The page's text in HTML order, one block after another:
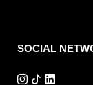
SOCIAL